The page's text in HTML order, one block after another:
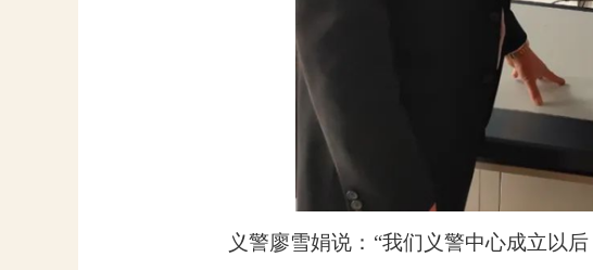
义警廖雪娟说：“我们义警中心成立以